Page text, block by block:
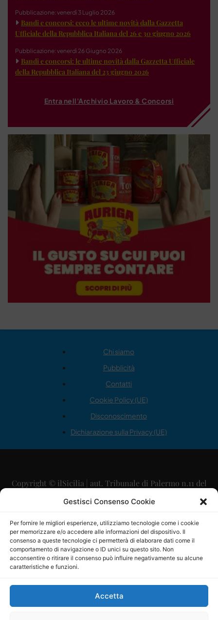
Gestisci Consenso Cookie
Per fornire le migliori esperienze, utilizziamo tecnologie come i cookie
per memorizzare e/o accedere alle informazioni del dispositivo. Il
consenso a queste tecnologie ci permetterà di elaborare dati come il
comportamento di navigazione o ID unici su questo sito. Non
acconsentire o ritirare il consenso può influire negativamente su alcune
caratteristiche e funzioni.
Accetta
Pubblicazione: venerdì 3 Luglio 2026
Bandi e concorsi: ecco le ultime novità dalla Gazzetta
Ufficiale della Repubblica Italiana del 26 e 30 giugno 2026
Pubblicazione: venerdì 26 Giugno 2026
Bandi e concorsi: le ultime novità dalla Gazzetta Ufficiale
della Repubblica Italiana del 23 giugno 2026
Entra nell'Archivio Lavoro & Concorsi
Chi siamo
Pubblicità
Contatti
Cookie Policy (UE)
Disconoscimento
Dichiarazione sulla Privacy (UE)
Copyright © ilSicilia | aut. Tribunale di Palermo n.11 del
29/09/2015
Direttore Editoriale: Maurizio Scaglione
Direttore Responsabile: Maria Calabrese
P.IVA: 06334930820
Mercurio Comunicazione Società Cooperativa a r.l. è